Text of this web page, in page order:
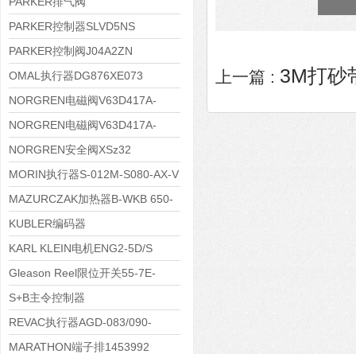
VV01311G0QF1026-54507-H
PARKER控制器SLVD5NS
PARKER控制阀J04A2ZN
OMAL执行器DG876XE073
NORGREN电磁阀V63D417A-
A2000
NORGREN电磁阀V63D417A-
A213J
NORGREN安全阀XSz32
MORIN执行器S-012M-S080-AX-V
MAZURCZAK加热器B-WKB 650-
1000/4.5-380DS
KUBLER编码器
8.5020.4551.1024.9083
KARL KLEIN电机ENG2-5D/S
Gleason Reel限位开关55-7E-
4DP-WR-640
S+B主令控制器
VCS09611KKVRH240.240
REVAC执行器AGD-083/090-
05/07-A17-A
MARATHON端子排1453992
上一篇 : 3M打砂